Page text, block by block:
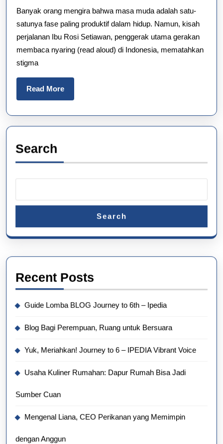
Read
Aloud,
Rosi
Banyak orang mengira bahwa masa muda adalah satu-
satunya fase paling produktif dalam hidup. Namun, kisah
perjalanan Ibu Rosi Setiawan, penggerak utama gerakan
membaca nyaring (read aloud) di Indonesia, mematahkan
stigma
Read MoreRead
More
Search
Search
Recent Posts
Guide Lomba BLOG Journey to 6th – Ipedia
Blog Bagi Perempuan, Ruang untuk Bersuara
Yuk, Meriahkan! Journey to 6 – IPEDIA Vibrant Voice
Usaha Kuliner Rumahan: Dapur Rumah Bisa Jadi
Sumber Cuan
Mengenal Liana, CEO Perikanan yang Memimpin
dengan Anggun